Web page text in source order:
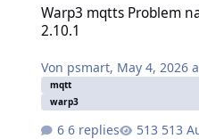
Warp3 mqtts Problem
2.10.1
Von psmart, May 4, 2026
mqtt
warp3
6 replies 513